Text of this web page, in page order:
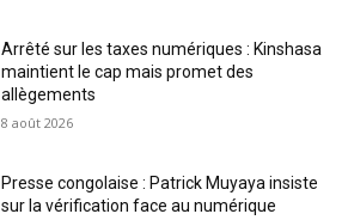
Arrêté sur les taxes numériques : Kinshasa
maintient le cap mais promet des
allègements
8 août 2026
Presse congolaise : Patrick Muyaya insiste
sur la vérification face au numérique